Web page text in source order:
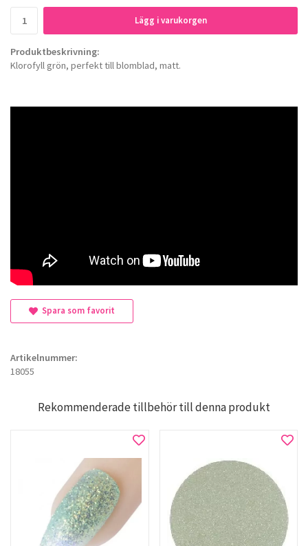
Lägg i varukorgen
Produktbeskrivning:
Klorofyll grön, perfekt till blomblad, matt.
Spara som favorit
Artikelnummer:
18055
Rekommenderade tillbehör till denna produkt